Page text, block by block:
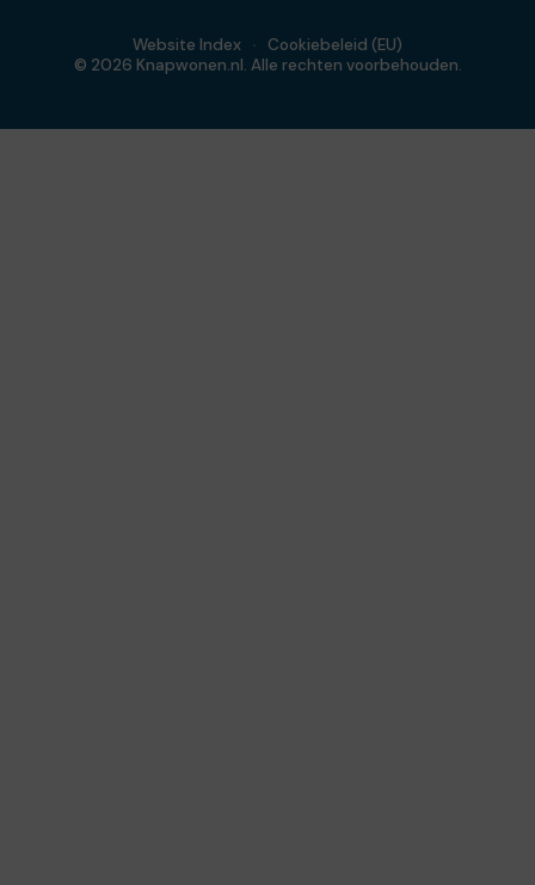
© 2026 Knapwonen.nl. Alle rechten voorbehouden.
Website Index Cookiebeleid (EU)